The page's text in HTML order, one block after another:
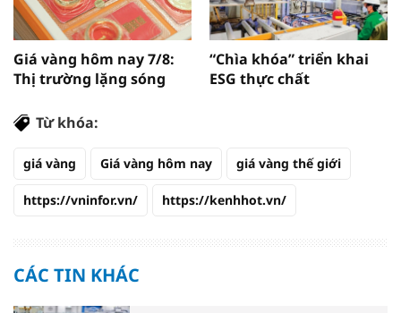
Giá vàng hôm nay 7/8:
Thị trường lặng sóng
“Chìa khóa” triển khai
ESG thực chất
Từ khóa:
giá vàng Giá vàng hôm nay giá vàng thế giới
https://vninfor.vn/ https://kenhhot.vn/
CÁC TIN KHÁC